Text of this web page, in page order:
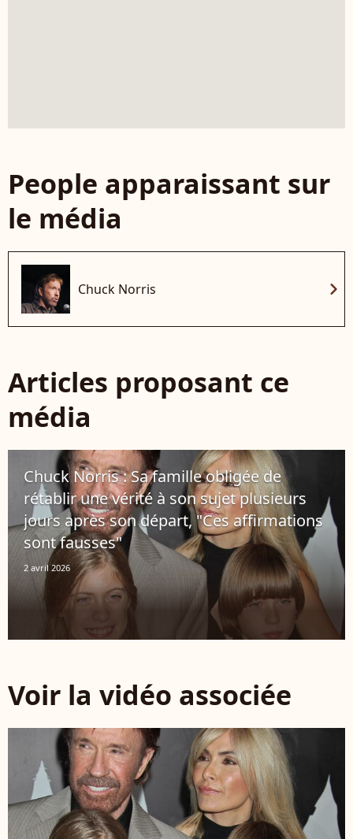
People apparaissant sur
le média
Chuck Norris chevron_right
Articles proposant ce
média
Chuck Norris : Sa famille obligée de
rétablir une vérité à son sujet plusieurs
jours après son départ, "Ces affirmations
sont fausses"
2 avril 2026
Voir la vidéo associée